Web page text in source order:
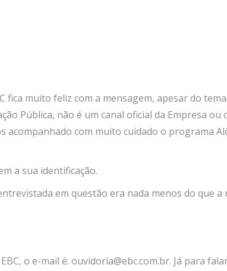
muito feliz com a mensagem, apesar do
Pública, não é um canal oficial da Empresa
acompanhado com muito cuidado o programa
a sua identificação.
em questão era nada menos do que
o e-mail é: ouvidoria@ebc.com.br. Já para